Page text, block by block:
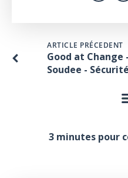
ARTICLE PRÉCEDENT
Good at Change
Soudee -
3 minutes pour